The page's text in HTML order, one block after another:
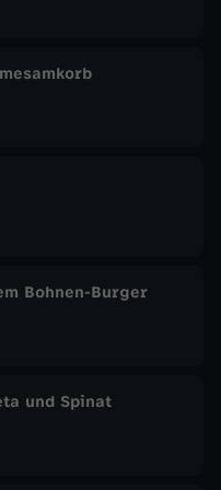
Bohnen-Burger
und Spinat